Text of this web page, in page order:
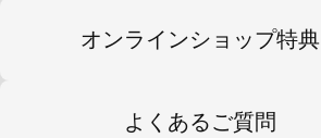
オンラインショップ特典
よくあるご質問